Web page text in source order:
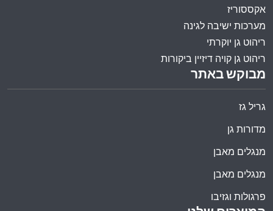
מבוקש באתר
גריל גז
מדורות גן
מנגלים מאבן
מנגלים מאבן
פרגולות וגזיבו
אקססוריז
מערכות ישיבה לגינה
ריהוט גן יוקרתי
ריהוט גן קויה דיזיין ביקורות